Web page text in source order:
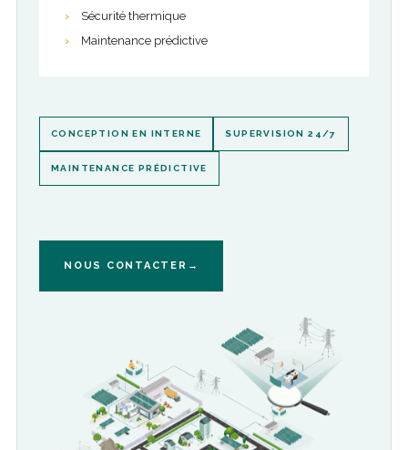
Sécurité thermique
Maintenance prédictive
CONCEPTION EN INTERNE SUPERVISION 24/7
MAINTENANCE PRÉDICTIVE
NOUS CONTACTER →